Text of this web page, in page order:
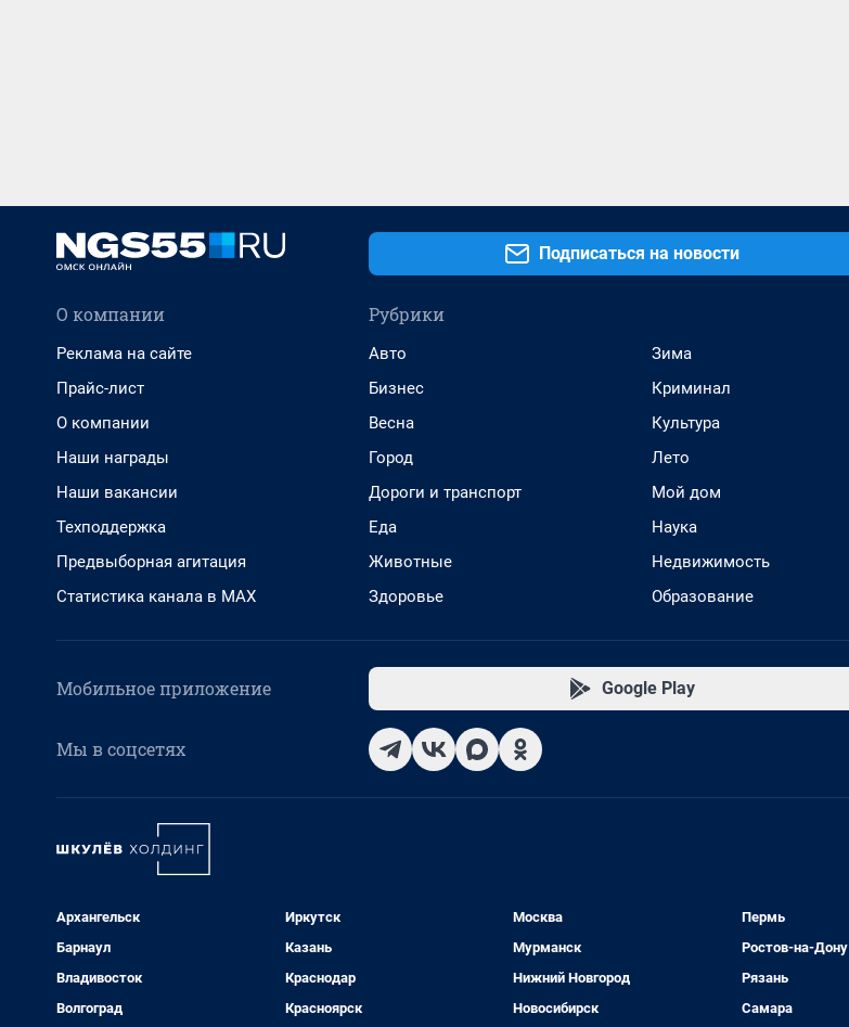
Подписаться на новости
О компании
Реклама на сайте
Прайс-лист
О компании
Наши награды
Наши вакансии
Техподдержка
Предвыборная агитация
Статистика канала в MAX
Рубрики
Авто
Бизнес
Весна
Город
Дороги и транспорт
Еда
Животные
Здоровье
Зима
Криминал
Культура
Лето
Мой дом
Наука
Недвижимость
Образование
Мобильное приложение Google Play
Мы в соцсетях
Архангельск
Барнаул
Владивосток
Волгоград
Иркутск
Казань
Краснодар
Красноярск
Москва
Мурманск
Нижний Новгород
Новосибирск
Пермь
Ростов-на-Дону
Рязань
Самара